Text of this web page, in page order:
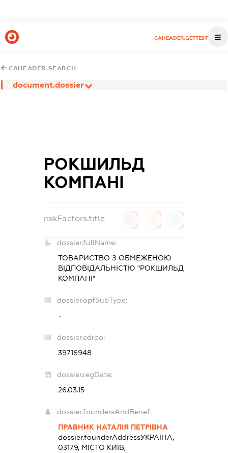
CAHEADER.GETTEST
CAHEADER.SEARCH
document.dossier
РОКШИЛЬД
КОМПАНІ
riskFactors.title
dossier.fullName:
ТОВАРИСТВО З ОБМЕЖЕНОЮ
ВІДПОВІДАЛЬНІСТЮ "РОКШИЛЬД
КОМПАНІ"
dossier.opfSubType:
-
dossier.edrpo:
39716948
dossier.regDate:
26.03.15
dossier.foundersAndBenef:
ПРАВНИК НАТАЛІЯ ПЕТРІВНА
dossier.founderAddressУКРАЇНА,
03179, МІСТО КИЇВ,